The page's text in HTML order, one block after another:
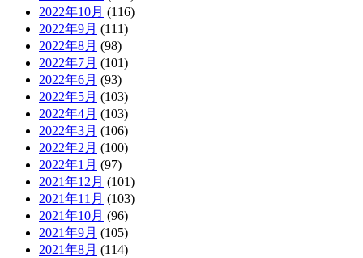
2022年10月 (116)
2022年9月 (111)
2022年8月 (98)
2022年7月 (101)
2022年6月 (93)
2022年5月 (103)
2022年4月 (103)
2022年3月 (106)
2022年2月 (100)
2022年1月 (97)
2021年12月 (101)
2021年11月 (103)
2021年10月 (96)
2021年9月 (105)
2021年8月 (114)